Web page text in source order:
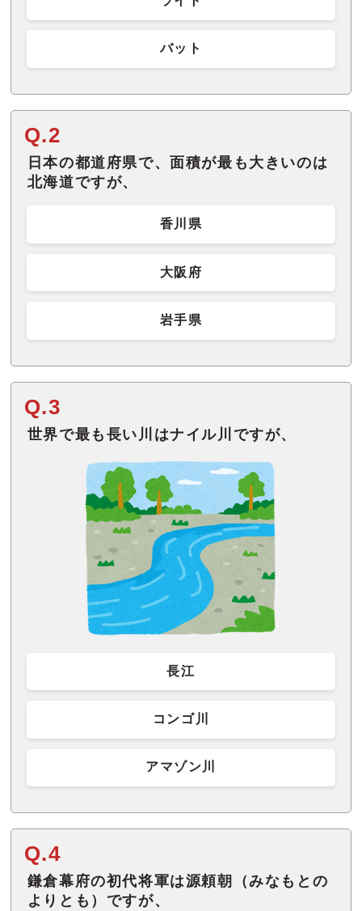
バット
Q.2
日本の都道府県で、面積が最も大きいのは
北海道ですが、
香川県
大阪府
岩手県
Q.3
世界で最も長い川はナイル川ですが、
長江
コンゴ川
アマゾン川
Q.4
鎌倉幕府の初代将軍は源頼朝（みなもとの
よりとも）ですが、